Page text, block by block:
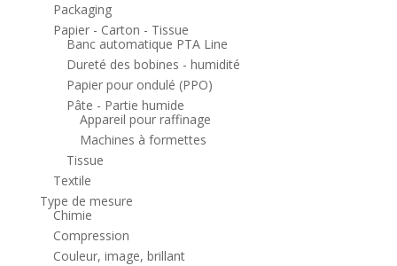
Packaging
Papier - Carton - Tissue
Banc automatique PTA Line
Dureté des bobines - humidité
Papier pour ondulé (PPO)
Pâte - Partie humide
Appareil pour raffinage
Machines à formettes
Tissue
Textile
Type de mesure
Chimie
Compression
Couleur, image, brillant